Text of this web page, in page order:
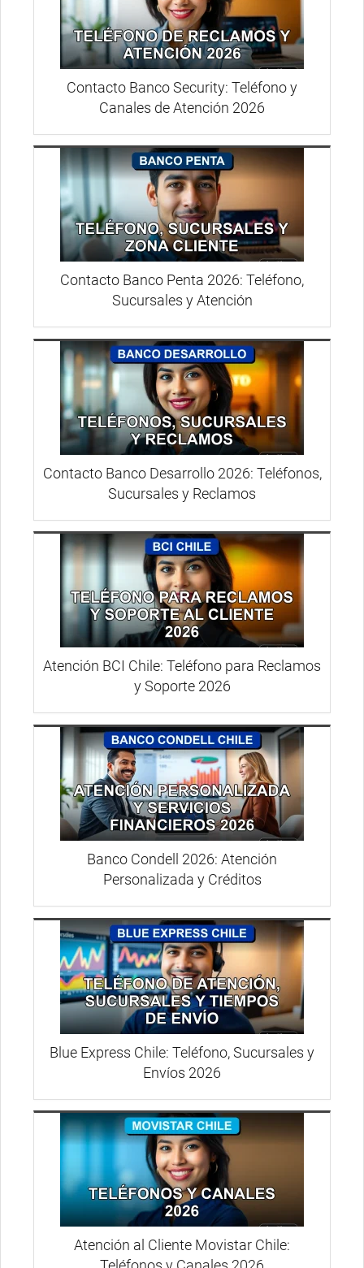
Contacto Banco Security: Teléfono y
Canales de Atención 2026
Contacto Banco Penta 2026: Teléfono,
Sucursales y Atención
Contacto Banco Desarrollo 2026: Teléfonos,
Sucursales y Reclamos
Atención BCI Chile: Teléfono para Reclamos
y Soporte 2026
Banco Condell 2026: Atención
Personalizada y Créditos
Blue Express Chile: Teléfono, Sucursales y
Envíos 2026
Atención al Cliente Movistar Chile: